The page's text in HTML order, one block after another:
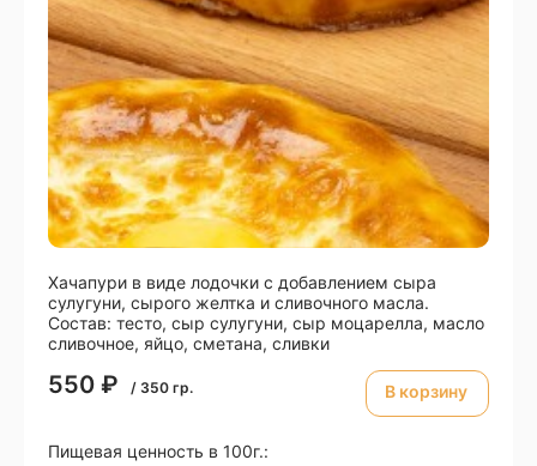
Хачапури в виде лодочки с добавлением сыра
сулугуни, сырого желтка и сливочного масла.
Состав: тесто, сыр сулугуни, сыр моцарелла, масло
сливочное, яйцо, сметана, сливки
550 ₽ / 350 гр. В корзину
Пищевая ценность в 100г.: